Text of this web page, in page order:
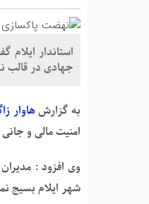
جهادی در قالب
به گزارشهاوار
امنیت مالی و
شهر ایلام بسیج نموده و ظرف مدت